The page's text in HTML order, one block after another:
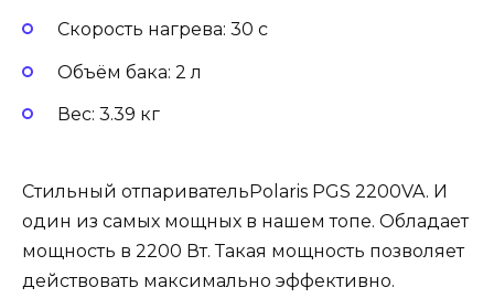
Скорость нагрева: 30 с
Объём бака: 2 л
Вес: 3.39 кг
Стильный отпаривательPolaris PGS 2200VA. И
один из самых мощных в нашем топе. Обладает
мощность в 2200 Вт. Такая мощность позволяет
действовать максимально эффективно.